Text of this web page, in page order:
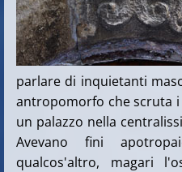
parlare di inquietanti
antropomorfo che scruta
un palazzo nella
Avevano fini
qualcos'altro, magari